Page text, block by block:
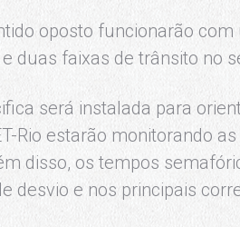
oposto funcionarão
duas faixas de trânsito no
será instalada para
Rio estarão monitorando
disso, os tempos
desvio e nos principais